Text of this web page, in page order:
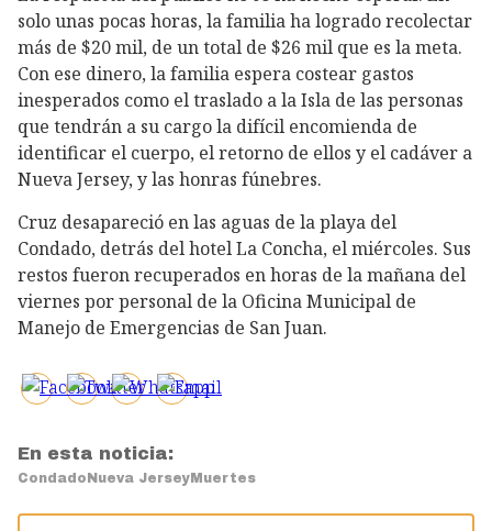
solo unas pocas horas, la familia ha logrado recolectar
más de $20 mil, de un total de $26 mil que es la meta.
Con ese dinero, la familia espera costear gastos
inesperados como el traslado a la Isla de las personas
que tendrán a su cargo la difícil encomienda de
identificar el cuerpo, el retorno de ellos y el cadáver a
Nueva Jersey, y las honras fúnebres.
Cruz desapareció en las aguas de la playa del
Condado, detrás del hotel La Concha, el miércoles. Sus
restos fueron recuperados en horas de la mañana del
viernes por personal de la Oficina Municipal de
Manejo de Emergencias de San Juan.
En esta noticia:
CondadoNueva JerseyMuertes